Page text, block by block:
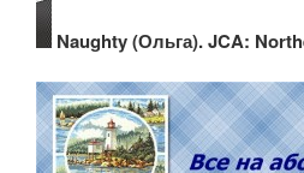
Naughty (Ольга). JCA: